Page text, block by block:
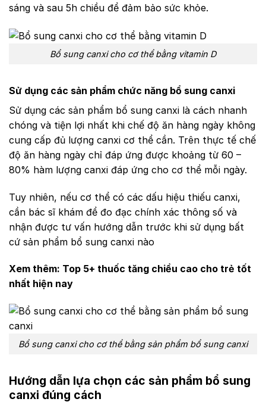
sáng và sau 5h chiều để đảm bảo sức khỏe.
Bổ sung canxi cho cơ thể bằng vitamin D
Sử dụng các sản phẩm chức năng bổ sung canxi
Sử dụng các sản phẩm bổ sung canxi là cách nhanh
chóng và tiện lợi nhất khi chế độ ăn hàng ngày không
cung cấp đủ lượng canxi cơ thể cần. Trên thực tế chế
độ ăn hàng ngày chỉ đáp ứng được khoảng từ 60 –
80% hàm lượng canxi đáp ứng cho cơ thể mỗi ngày.
Tuy nhiên, nếu cơ thể có các dấu hiệu thiếu canxi,
cần bác sĩ khám để đo đạc chính xác thông số và
nhận được tư vấn hướng dẫn trước khi sử dụng bất
cứ sản phẩm bổ sung canxi nào
Xem thêm: Top 5+ thuốc tăng chiều cao cho trẻ tốt
nhất hiện nay
Bổ sung canxi cho cơ thể bằng sản phẩm bổ sung canxi
Hướng dẫn lựa chọn các sản phẩm bổ sung
canxi đúng cách